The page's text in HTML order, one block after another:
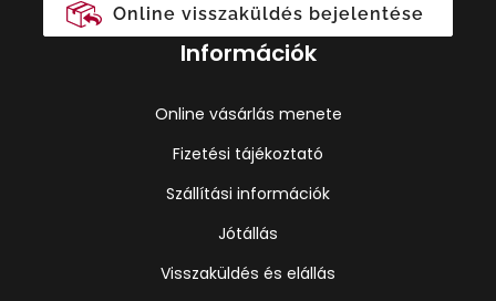
Online visszaküldés bejelentése
Információk
Online vásárlás menete
Fizetési tájékoztató
Szállítási információk
Jótállás
Visszaküldés és elállás